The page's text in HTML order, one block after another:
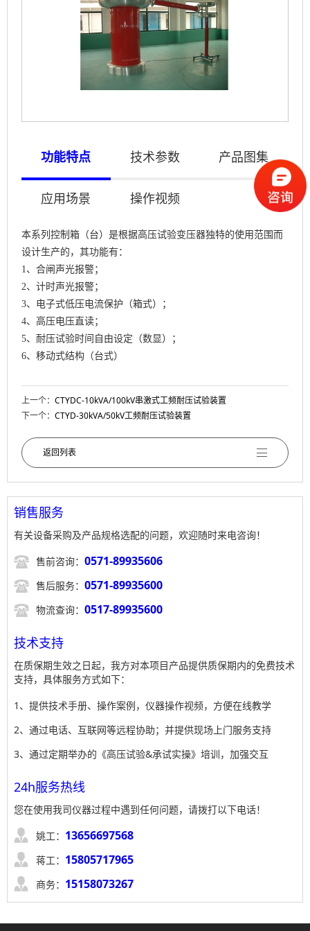
功能特点 技术参数 产品图集
应用场景 操作视频
本系列控制箱（台）是根据高压试验变压器独特的使用范围而
设计生产的，其功能有：
1、合闸声光报警；
2、计时声光报警；
3、电子式低压电流保护（箱式）；
4、高压电压直读；
5、耐压试验时间自由设定（数显）；
6、移动式结构（台式）
上一个： CTYDC-10kVA/100kV串激式工频耐压试验装置
下一个： CTYD-30kVA/50kV工频耐压试验装置
返回列表
销售服务
有关设备采购及产品规格选配的问题，欢迎随时来电咨询！
 售前咨询： 0571-89935606
 售后服务： 0571-89935600
 物流查询： 0517-89935600
技术支持
在质保期生效之日起，我方对本项目产品提供质保期内的免费技术
支持，具体服务方式如下：
1、提供技术手册、操作案例，仪器操作视频，方便在线教学
2、通过电话、互联网等远程协助；并提供现场上门服务支持
3、通过定期举办的《高压试验&承试实操》培训，加强交互
24h服务热线
您在使用我司仪器过程中遇到任何问题，请拨打以下电话！
 姚工： 13656697568

蒋工： 15805717965

商务： 15158073267